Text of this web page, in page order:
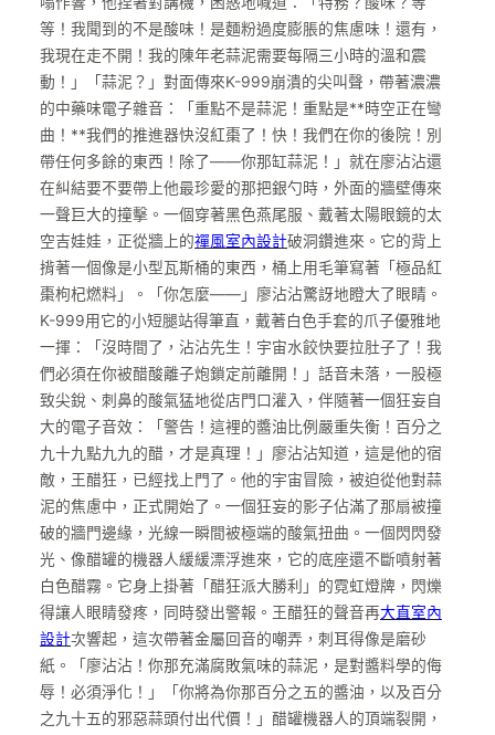
等！我聞到的不是酸味！是麵粉過度膨脹的焦慮味！還有，
我現在走不開！我的陳年老蒜泥需要每隔三小時的溫和震
動！」「蒜泥？」對面傳來K-999崩潰的尖叫聲，帶著濃濃
的中藥味電子雜音：「重點不是蒜泥！重點是**時空正在彎
曲！**我們的推進器快沒紅棗了！快！我們在你的後院！別
帶任何多餘的東西！除了——你那缸蒜泥！」就在廖沾沾還
在糾結要不要帶上他最珍愛的那把銀勺時，外面的牆壁傳來
一聲巨大的撞擊。一個穿著黑色燕尾服、戴著太陽眼鏡的太
空吉娃娃，正從牆上的禪風室內設計破洞鑽進來。它的背上
揹著一個像是小型瓦斯桶的東西，桶上用毛筆寫著「極品紅
棗枸杞燃料」。「你怎麼——」廖沾沾驚訝地瞪大了眼睛。
K-999用它的小短腿站得筆直，戴著白色手套的爪子優雅地
一揮：「沒時間了，沾沾先生！宇宙水餃快要拉肚子了！我
們必須在你被醋酸離子炮鎖定前離開！」話音未落，一股極
致尖銳、刺鼻的酸氣猛地從店門口灌入，伴隨著一個狂妄自
大的電子音效：「警告！這裡的醬油比例嚴重失衡！百分之
九十九點九九的醋，才是真理！」廖沾沾知道，這是他的宿
敵，王醋狂，已經找上門了。他的宇宙冒險，被迫從他對蒜
泥的焦慮中，正式開始了。一個狂妄的影子佔滿了那扇被撞
破的牆門邊緣，光線一瞬間被極端的酸氣扭曲。一個閃閃發
光、像醋罐的機器人緩緩漂浮進來，它的底座還不斷噴射著
白色醋霧。它身上掛著「醋狂派大勝利」的霓虹燈牌，閃爍
得讓人眼睛發疼，同時發出警報。王醋狂的聲音再大直室內
設計次響起，這次帶著金屬回音的嘲弄，刺耳得像是磨砂
紙。「廖沾沾！你那充滿腐敗氣味的蒜泥，是對醬料學的侮
辱！必須淨化！」「你將為你那百分之五的醬油，以及百分
之九十五的邪惡蒜頭付出代價！」醋罐機器人的頂端裂開，